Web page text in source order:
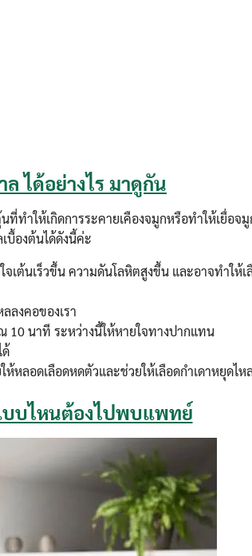
ได้อย่างไร มาดูกัน
ทำให้เกิดการระคายเคืองจมูกหรือทำให้เยื่อจ
บื้องต้นได้ดังนี้ค่ะ
เต้นเร็วขึ้น ความดันโลหิตสูงขึ้น และอาจทำให้เ
ลงคอของเรา
10 นาที ระหว่างนี้ให้หายใจทางปากแทน
หลอดเลือดหดตัวและช่วยให้เลือดกำเดาหยุดไห
บบไหนต้องไปพบแพทย์